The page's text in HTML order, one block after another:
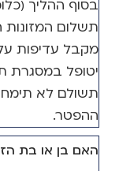
בסוף ההליך
תשלום המזונות
מקבל עדיפות
יטופל במסגרת
תשולם לא
ההפטר.
האם בן או בת